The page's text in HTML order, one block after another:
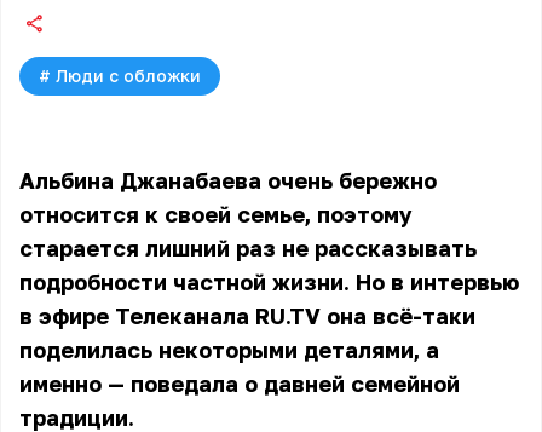
# Люди с обложки
Альбина Джанабаева очень бережно
относится к своей семье, поэтому
старается лишний раз не рассказывать
подробности частной жизни. Но в интервью
в эфире Телеканала RU.TV она всё-таки
поделилась некоторыми деталями, а
именно — поведала о давней семейной
традиции.